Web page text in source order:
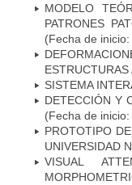
MODELO
PATRONES
(Fecha de
SISTEMA
DETECCIÓN Y
(Fecha de
PROTOTIPO
UNIVERSIDAD
VISUAL